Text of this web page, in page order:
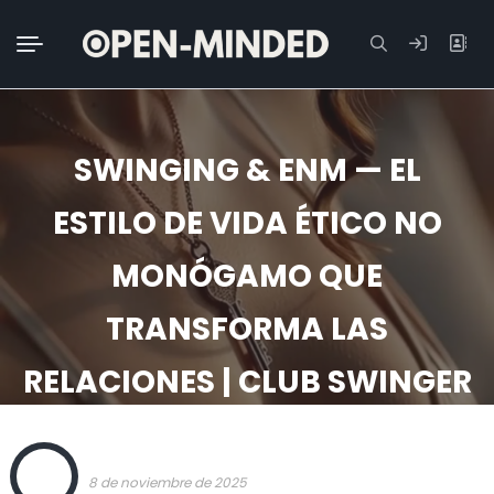
Buscar:
SWINGING & ENM — EL
ESTILO DE VIDA ÉTICO NO
MONÓGAMO QUE
TRANSFORMA LAS
RELACIONES | CLUB SWINGER
8 de noviembre de 2025